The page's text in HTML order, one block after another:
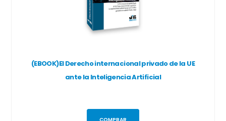
(EBOOK)El Derecho internacional privado de la UE
ante la Inteligencia Artificial